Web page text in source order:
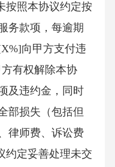
按照本协议约定按
务款项，每逾期
向甲方支付违
有权解除本协
及违约金，同时
部损失（包括但
律师费、诉讼费
约定妥善处理未交